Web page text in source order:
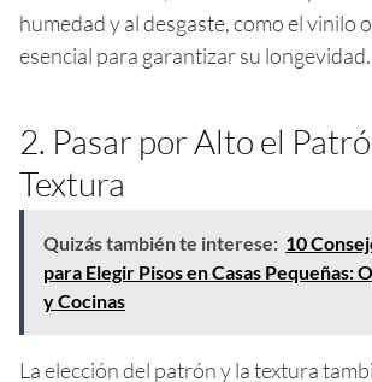
humedad y al desgaste, como el vinilo
esencial para garantizar su longevidad.
2. Pasar por Alto el
Textura
Quizás también te interese: 10
para Elegir Pisos en Casas Pequeñas:
y Cocinas
La elección del patrón y la textura